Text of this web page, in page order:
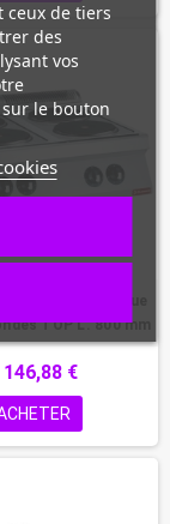
électrique
TOP L. 800 mm
146,88 €
ceux de tiers
des
vos
le bouton